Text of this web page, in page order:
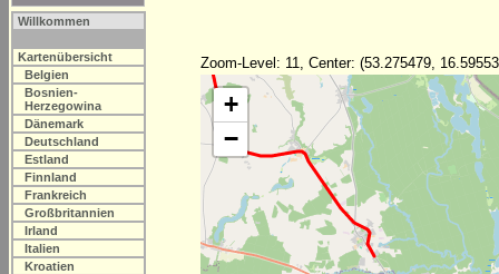
Willkommen
Kartenübersicht
Belgien
Bosnien-
Herzegowina
Dänemark
Deutschland
Estland
Finnland
Frankreich
Großbritannien
Irland
Italien
Kroatien
Zoom-Level: 11, Center: (53.275479,
+
−